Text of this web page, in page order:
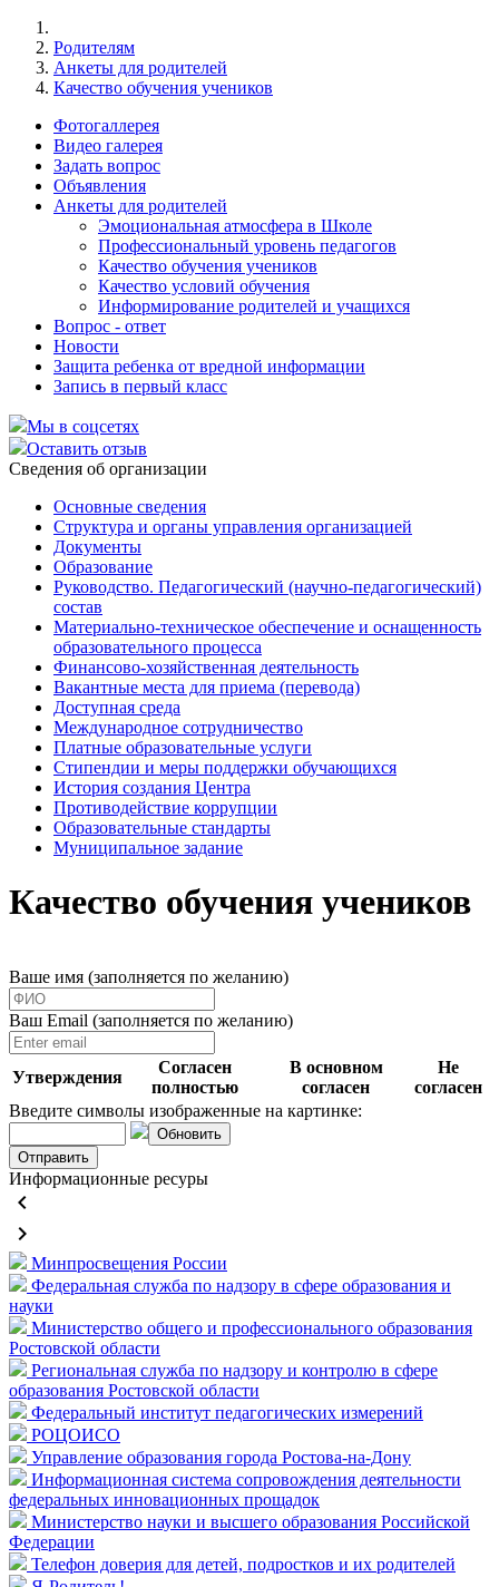
Родителям
Анкеты для родителей
Качество обучения учеников
Фотогаллерея
Видео галерея
Задать вопрос
Объявления
Анкеты для родителей
Эмоциональная атмосфера в Школе
Профессиональный уровень педагогов
Качество обучения учеников
Качество условий обучения
Информирование родителей и учащихся
Вопрос - ответ
Новости
Защита ребенка от вредной информации
Запись в первый класс
Мы в соцсетях
Оставить отзыв
Cведения об организации
Основные сведения
Структура и органы управления организацией
Документы
Образование
Руководство. Педагогический (научно-педагогический)
состав
Материально-техническое обеспечение и оснащенность
образовательного процесса
Финансово-хозяйственная деятельность
Вакантные места для приема (перевода)
Доступная среда
Международное сотрудничество
Платные образовательные услуги
Стипендии и меры поддержки обучающихся
История создания Центра
Противодействие коррупции
Образовательные стандарты
Муниципальное задание
Качество обучения учеников
Ваше имя (заполняется по желанию)
Ваш Email (заполняется по желанию)
Утверждения
Согласен
полностью
В основном
согласен
Не
согласен
Введите символы изображенные на картинке:
Обновить
Информационные ресуры
keyboard_arrow_left
keyboard_arrow_right
Минпросвещения России
Федеральная служба по надзору в сфере образования и
науки
Министерство общего и профессионального образования
Ростовской области
Региональная служба по надзору и контролю в сфере
образования Ростовской области
Федеральный институт педагогических измерений
РОЦОИСО
Управление образования города Ростова-на-Дону
Информационная система сопровождения деятельности
федеральных инновационных прощадок
Министерство науки и высшего образования Российской
Федерации
Телефон доверия для детей, подростков и их родителей